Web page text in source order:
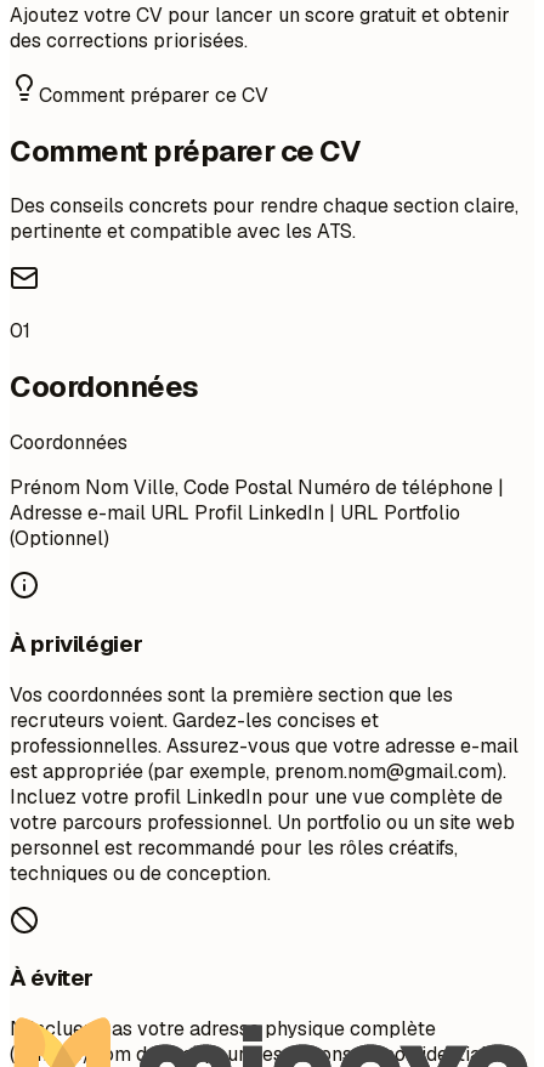
Ajoutez votre CV pour lancer un score gratuit et obtenir
des corrections priorisées.
Comment préparer ce CV
Comment préparer ce CV
Des conseils concrets pour rendre chaque section claire,
pertinente et compatible avec les ATS.
01
Coordonnées
Coordonnées
Prénom Nom Ville, Code Postal Numéro de téléphone |
Adresse e-mail URL Profil LinkedIn | URL Portfolio
(Optionnel)
À privilégier
Vos coordonnées sont la première section que les
recruteurs voient. Gardez-les concises et
professionnelles. Assurez-vous que votre adresse e-mail
est appropriée (par exemple, prenom.nom@gmail.com).
Incluez votre profil LinkedIn pour une vue complète de
votre parcours professionnel. Un portfolio ou un site web
personnel est recommandé pour les rôles créatifs,
techniques ou de conception.
À éviter
N'incluez pas votre adresse physique complète
(numéro/nom de rue) pour des raisons de confidentialité.